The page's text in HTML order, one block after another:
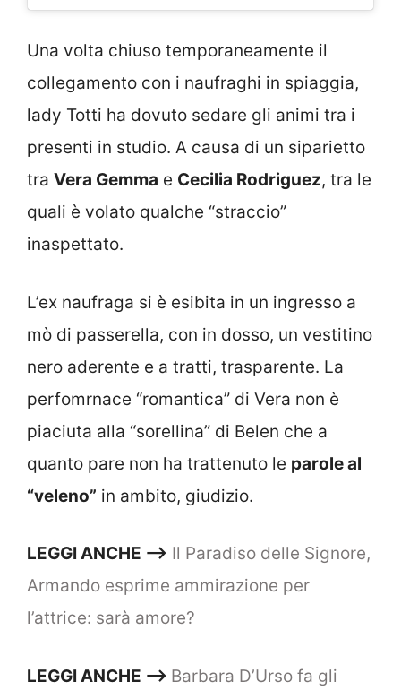
Una volta chiuso temporaneamente il
collegamento con i naufraghi in spiaggia,
lady Totti ha dovuto sedare gli animi tra i
presenti in studio. A causa di un siparietto
tra Vera Gemma e Cecilia Rodriguez, tra le
quali è volato qualche “straccio”
inaspettato.
L’ex naufraga si è esibita in un ingresso a
mò di passerella, con in dosso, un vestitino
nero aderente e a tratti, trasparente. La
perfomrnace “romantica” di Vera non è
piaciuta alla “sorellina” di Belen che a
quanto pare non ha trattenuto le parole al
“veleno” in ambito, giudizio.
LEGGI ANCHE —-> Il Paradiso delle Signore,
Armando esprime ammirazione per
l’attrice: sarà amore?
LEGGI ANCHE —–> Barbara D’Urso fa gli